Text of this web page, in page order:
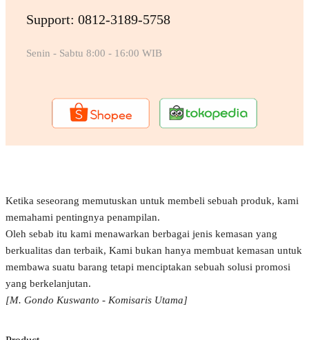
Support: 0812-3189-5758
Senin - Sabtu 8:00 - 16:00 WIB
Ketika seseorang memutuskan untuk membeli sebuah produk, kami
memahami pentingnya penampilan.
Oleh sebab itu kami menawarkan berbagai jenis kemasan yang
berkualitas dan terbaik, Kami bukan hanya membuat kemasan untuk
membawa suatu barang tetapi menciptakan sebuah solusi promosi
yang berkelanjutan.
[M. Gondo Kuswanto - Komisaris Utama]